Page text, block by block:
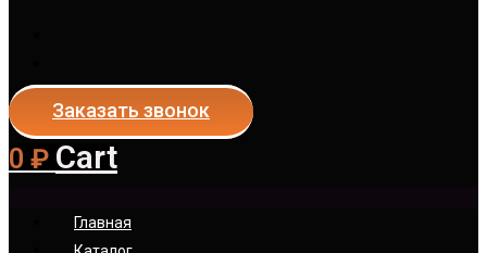
Заказать звонок
0 ₽ Cart
Главная